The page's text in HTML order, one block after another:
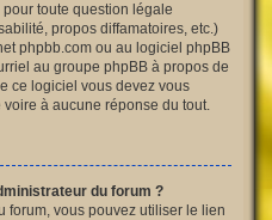
toute question légale
propos diffamatoires, etc.)
phpbb.com ou au logiciel phpBB
au groupe phpBB à propos de
ce logiciel vous devez vous
à aucune réponse du tout.
du forum ?
forum, vous pouvez utiliser le lien